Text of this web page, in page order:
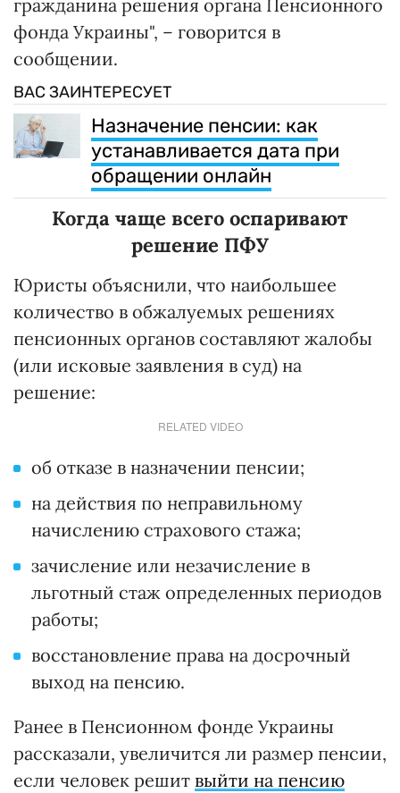
гражданина решения органа Пенсионного
фонда Украины", – говорится в
сообщении.
ВАС ЗАИНТЕРЕСУЕТ
Назначение пенсии: как
устанавливается дата при
обращении онлайн
Когда чаще всего оспаривают
решение ПФУ
Юристы объяснили, что наибольшее
количество в обжалуемых решениях
пенсионных органов составляют жалобы
(или исковые заявления в суд) на
решение:
RELATED VIDEO
об отказе в назначении пенсии;
на действия по неправильному
начислению страхового стажа;
зачисление или незачисление в
льготный стаж определенных периодов
работы;
восстановление права на досрочный
выход на пенсию.
Ранее в Пенсионном фонде Украины
рассказали, увеличится ли размер пенсии,
если человек решит выйти на пенсию